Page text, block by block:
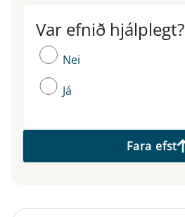
Var efnið hjálplegt?
Var efnið hjálplegt?
Nei
Já
Fara efst